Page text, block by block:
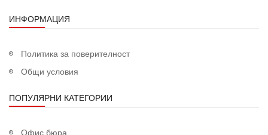
ИНФОРМАЦИЯ
Политика за поверителност
Общи условия
ПОПУЛЯРНИ КАТЕГОРИИ
Офис бюра